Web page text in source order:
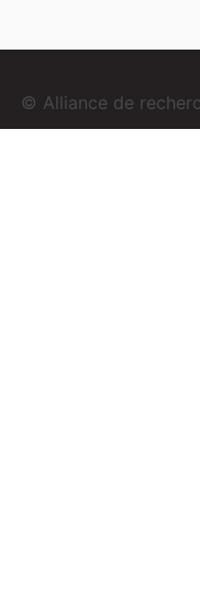
© Alliance de